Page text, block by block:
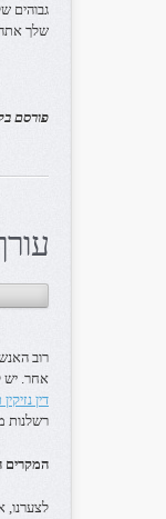
גבוהים
שלך אתה
פורסם
רוב
אחר. יש
דין
רשלנות
המקרים
לצערנו,